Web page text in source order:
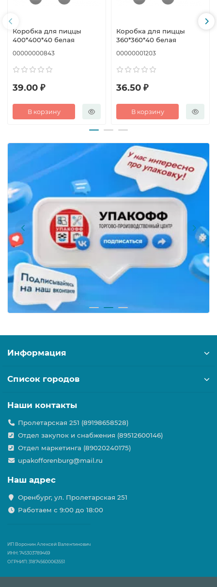
Коробка для пиццы
400*400*40 белая
00000000843
39.00 ₽
В корзину
Коробка для пиццы
360*360*40 белая
00000001203
36.50 ₽
В корзину
Информация
Список городов
Наши контакты
Пролетарская 251 (89198658528)
Отдел закупок и снабжения (89512600146)
Отдел маркетинга (89020240175)
upakofforenburg@mail.ru
Наш адрес
Оренбург, ул. Пролетарская 251
Работаем с 9:00 до 18:00
ИП Воронин Алексей Валентинович
ИНН: 745303789469
ОГРНИП: 318745600063551